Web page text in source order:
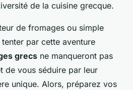
de la cuisine grecque.
de fromages ou simple
par cette aventure
grecs ne manqueront pas
de vous séduire par leur
unique. Alors, préparez vos